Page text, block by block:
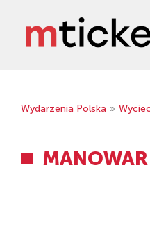
Wydarzenia Polska »
MANOWAR